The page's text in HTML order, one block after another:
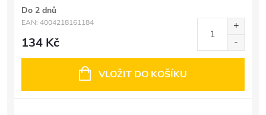
Do 2 dnů
EAN: 4004218161184
134 Kč
VLOŽIT DO KOŠÍKU